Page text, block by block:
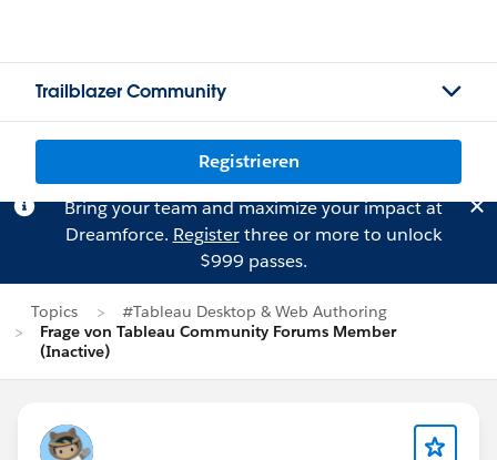
Trailblazer Community
Registrieren
Bring your team and maximize your impact at
Dreamforce. Registerthree or more to unlock
$999 passes.
Topics
#Tableau Desktop & Web Authoring
Frage von Tableau Community Forums Member
(Inactive)